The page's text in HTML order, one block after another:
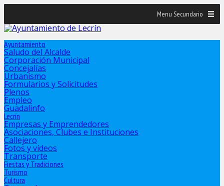
Menu Secundario
Ayuntamiento
Saludo del Alcalde
Corporación Municipal
Concejalías
Urbanismo
Formularios y Solicitudes
Plenos
Empleo
Guadalinfo
Lecrín
Empresas y Emprendedores
Asociaciones, Clubes e Instituciones
Callejero
Fotos y vídeos
Transporte
Fiestas y Tradiciones
Turismo
Cultura